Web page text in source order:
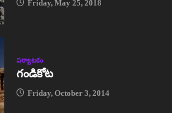
Friday, May 25, 2018
పర్యాటకం
గండికోట
Friday, October 3, 2014